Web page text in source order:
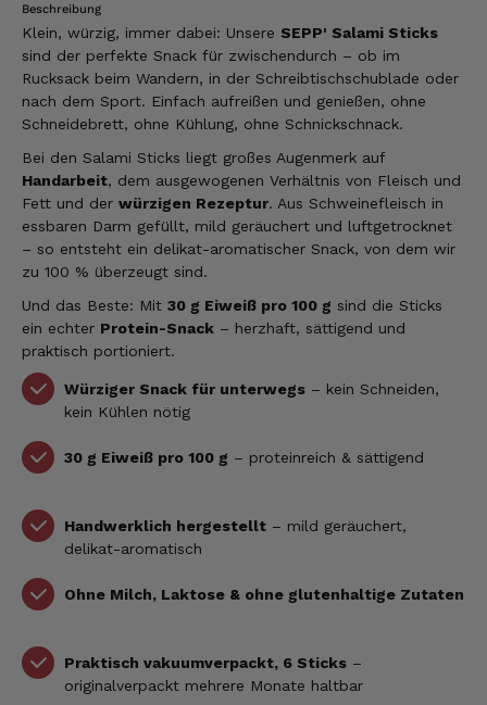
Beschreibung
Klein, würzig, immer dabei: Unsere SEPP' Salami Sticks
sind der perfekte Snack für zwischendurch – ob im
Rucksack beim Wandern, in der Schreibtischschublade oder
nach dem Sport. Einfach aufreißen und genießen, ohne
Schneidebrett, ohne Kühlung, ohne Schnickschnack.
Bei den Salami Sticks liegt großes Augenmerk auf
Handarbeit, dem ausgewogenen Verhältnis von Fleisch und
Fett und der würzigen Rezeptur. Aus Schweinefleisch in
essbaren Darm gefüllt, mild geräuchert und luftgetrocknet
– so entsteht ein delikat-aromatischer Snack, von dem wir
zu 100 % überzeugt sind.
Und das Beste: Mit 30 g Eiweiß pro 100 g sind die Sticks
ein echter Protein-Snack – herzhaft, sättigend und
praktisch portioniert.
Würziger Snack für unterwegs – kein Schneiden,
kein Kühlen nötig
30 g Eiweiß pro 100 g – proteinreich & sättigend
Handwerklich hergestellt – mild geräuchert,
delikat-aromatisch
Ohne Milch, Laktose & ohne glutenhaltige Zutaten
Praktisch vakuumverpackt, 6 Sticks –
originalverpackt mehrere Monate haltbar